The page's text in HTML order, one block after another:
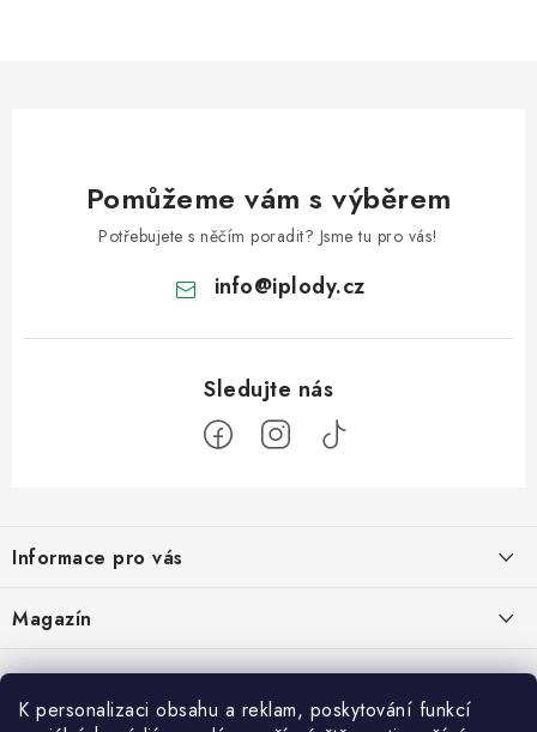
K personalizaci obsahu a reklam, poskytování funkcí
Pomůžeme vám s výběrem
Potřebujete s něčím poradit? Jsme tu pro vás!
info@iplody.cz
p
a
t
í
Informace pro vás
Doprava a platba
Velkoobchod
Magazín
Kombucha – osvěžující nápoj pro zdravé zažívání